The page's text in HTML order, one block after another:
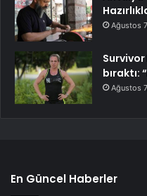
Ağustos
bıraktı:
Ağustos
En Güncel Haberler